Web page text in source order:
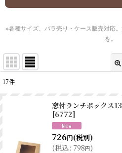
※各種サイズ、バラ売り・ケース販売対応
を。
17件
窓付ランチボックス
[6772]
726円(税別)
(税込: 798円)